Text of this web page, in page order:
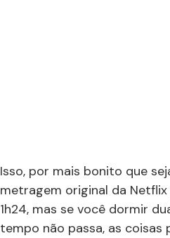
Isso, por mais bonito que
metragem original da
1h24, mas se você dormir
tempo não passa, as